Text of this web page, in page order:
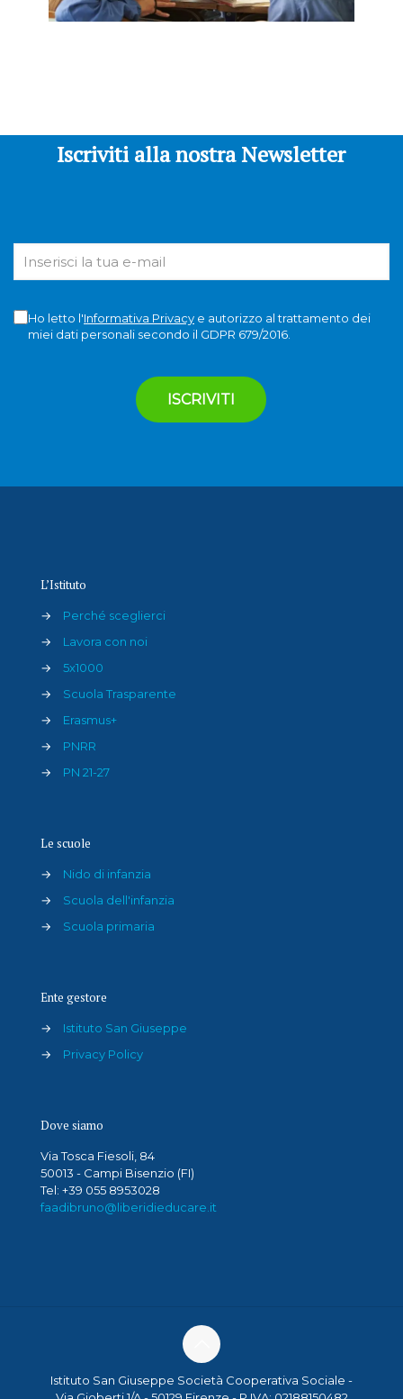
Iscriviti alla nostra Newsletter
Ho letto l'Informativa Privacye autorizzo al trattamento dei
miei dati personali secondo il GDPR 679/2016.
L’Istituto
→
Perché sceglierci
→
Lavora con noi
→
5x1000
→
Scuola Trasparente
→
Erasmus+
→
PNRR
→
PN 21-27
Le scuole
→
Nido di infanzia
→
Scuola dell'infanzia
→
Scuola primaria
Ente gestore
→
Istituto San Giuseppe
→
Privacy Policy
Dove siamo
Via Tosca Fiesoli, 84
50013 - Campi Bisenzio (FI)
Tel: +39 055 8953028
faadibruno@liberidieducare.it
Istituto San Giuseppe Società Cooperativa Sociale -